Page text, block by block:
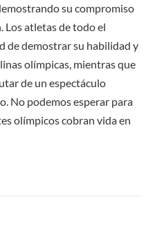
su compromiso
Los atletas de todo el
de demostrar su habilidad y
olímpicas, mientras que
de un espectáculo
No podemos esperar para
olímpicos cobran vida en